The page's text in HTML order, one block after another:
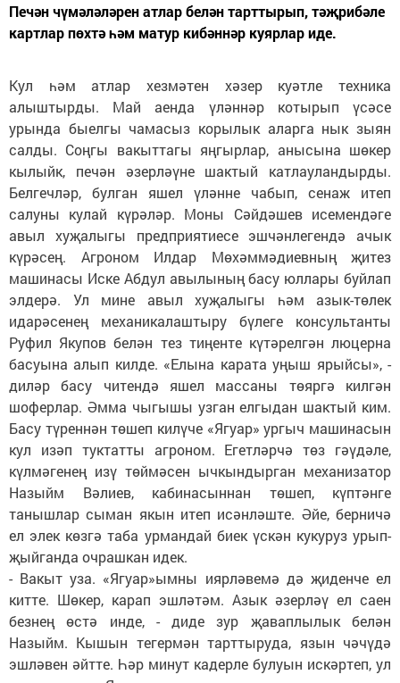
Печән чүмәләләрен атлар белән тарттырып, тәҗрибәле
картлар пөхтә һәм матур кибәннәр куярлар иде.
Кул һәм атлар хезмәтен хәзер куәтле техника
алыштырды. Май аенда үләннәр котырып үсәсе
урында быелгы чамасыз корылык аларга нык зыян
салды. Соңгы вакыттагы яңгырлар, анысына шөкер
кылыйк, печән әзерләүне шактый катлауландырды.
Белгечләр, булган яшел үләнне чабып, сенаж итеп
салуны кулай күрәләр. Моны Сәйдәшев исемендәге
авыл хуҗалыгы предприятиесе эшчәнлегендә ачык
күрәсең. Агроном Илдар Мөхәммәдиевның җитез
машинасы Иске Абдул авылының басу юллары буйлап
элдерә. Ул мине авыл хуҗалыгы һәм азык-төлек
идарәсенең механикалаштыру бүлеге консультанты
Руфил Якупов белән тез тиңенте күтәрелгән люцерна
басуына алып килде. «Елына карата уңыш ярыйсы», -
диләр басу читендә яшел массаны төяргә килгән
шоферлар. Әмма чыгышы узган елгыдан шактый ким.
Басу түреннән төшеп килүче «Ягуар» ургыч машинасын
кул изәп туктатты агроном. Егетләрчә төз гәүдәле,
күлмәгенең изү төймәсен ычкындырган механизатор
Назыйм Вәлиев, кабинасыннан төшеп, күптәнге
танышлар сыман якын итеп исәнләште. Әйе, берничә
ел элек көзгә таба урмандай биек үскән кукуруз урып-
җыйганда очрашкан идек.
- Вакыт уза. «Ягуар»ымны иярләвемә дә җиденче ел
китте. Шөкер, карап эшләтәм. Азык әзерләү ел саен
безнең өстә инде, - диде зур җаваплылык белән
Назыйм. Кышын тегермән тарттыруда, язын чәчүдә
эшләвен әйтте. Һәр минут кадерле булуын искәртеп, ул